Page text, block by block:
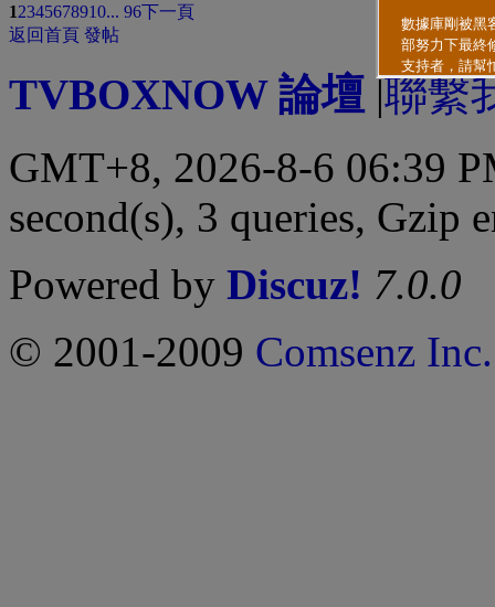
12345678910... 96下一頁
返回首頁 發帖
TVBOXNOW 論壇 |聯繫
GMT+8, 2026-8-6 06:39
second(s), 3 queries, Gzip
Powered by Discuz! 7.0.0
© 2001-2009 Comsenz Inc.